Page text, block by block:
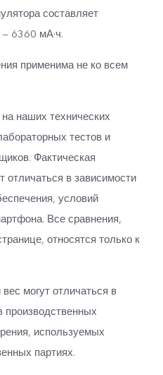
составляет
6360 мА·ч.
применима не ко всем
наших технических
тестов и
Фактическая
отличаться в зависимости
условий
Все сравнения,
относятся только к
могут отличаться в
производственных
используемых
партиях.